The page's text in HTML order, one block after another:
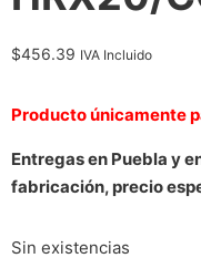
$456.39 IVA Incluido
Producto únicamente
Entregas en Puebla y
fabricación, precio
Sin existencias